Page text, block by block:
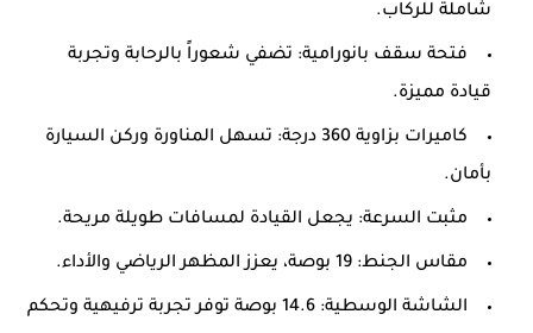
شاملة للركاب.
فتحة سقف بانورامية: تضفي شعوراً بالرحابة وتجربة
قيادة مميزة.
كاميرات بزاوية 360 درجة: تسهل المناورة وركن السيارة
بأمان.
مثبت السرعة: يجعل القيادة لمسافات طويلة مريحة.
مقاس الجنط: 19 بوصة، يعزز المظهر الرياضي والأداء.
الشاشة الوسطية: 14.6 بوصة توفر تجربة ترفيهية وتحكم